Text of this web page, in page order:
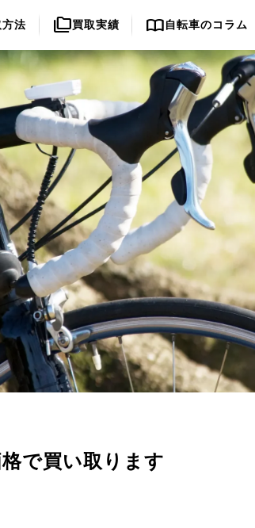
方法 folder_copy買取実績 import_contacts自転車のコラム
で買い取ります